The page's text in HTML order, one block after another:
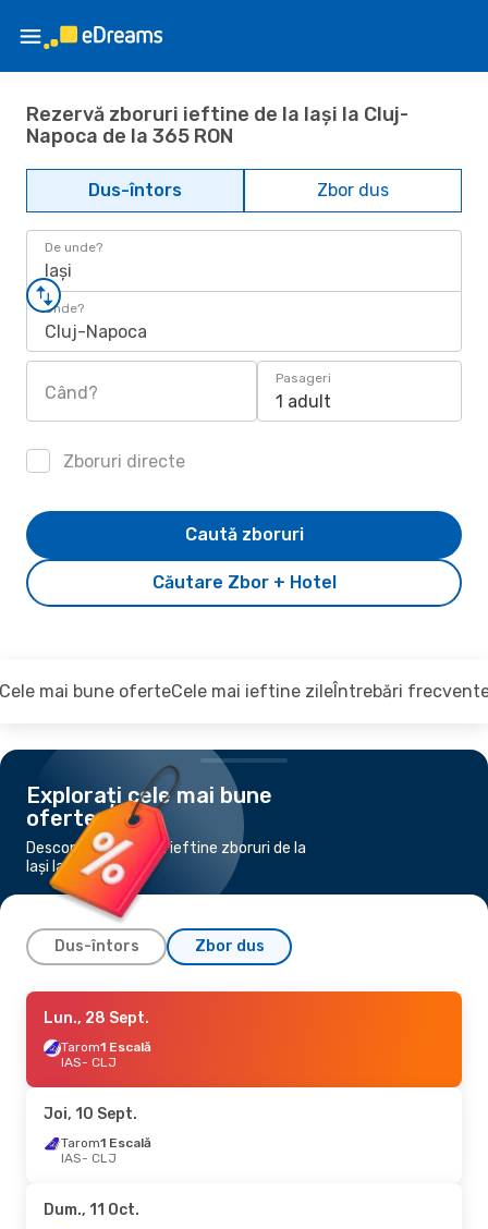
Rezervă zboruri ieftine de la Iași la Cluj-
Napoca de la 365 RON
Dus-întors Zbor dus
De unde?
Iași
Unde?
Cluj-Napoca
Când?
Pasageri
1 adult
Zboruri directe
Căutare Zbor + Hotel
Caută zboruri
mai bune oferteCele mai ieftine zileÎntrebări
Explorați cele mai bune
oferte
Descoperiți cele mai ieftine zboruri de la
Iași la Cluj-Napoca
Dus-întors Zbor dus
Joi, 17 Sept.- Lun., 21 Sept.
Tarom1 Escală
IAS- CLJ
CLJ- IAS
Joi, 10 Sept.- Lun., 14 Sept.
Tarom1 Escală
CLJ - IAS
Lun., 28 Sept.
Tarom1 Escală
IAS- CLJ
Joi, 10 Sept.
Tarom1 Escală
IAS- CLJ
Dum., 11 Oct.